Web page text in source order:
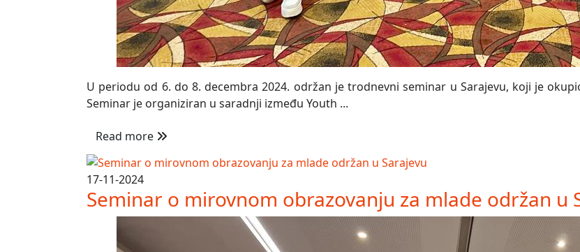
U periodu od 6. do 8. decembra 2024. održan je trodnevni seminar u Sarajevu, koji je
Seminar je organiziran u saradnji između Youth ...
Read more
17-11-2024
Seminar o mirovnom obrazovanju za mlade održan u